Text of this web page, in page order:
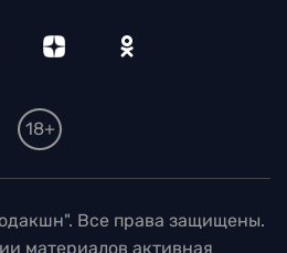
18+
Все права защищены.
материалов активная